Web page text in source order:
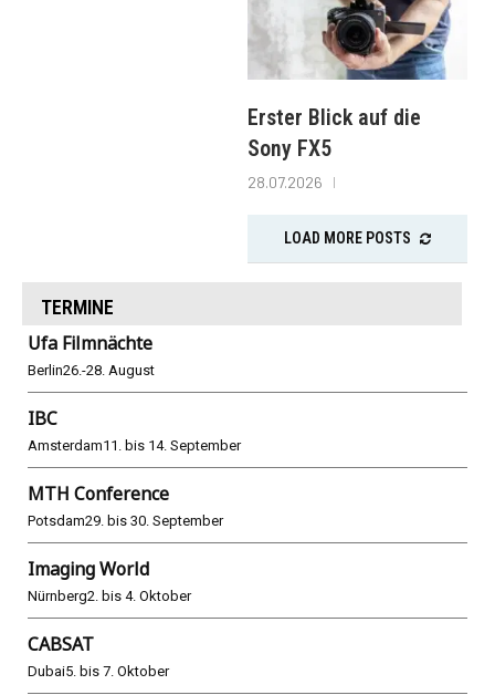
Erster Blick auf die
Sony FX5
28.07.2026
LOAD MORE POSTS
TERMINE
Ufa Filmnächte
Berlin26.-28. August
IBC
Amsterdam11. bis 14. September
MTH Conference
Potsdam29. bis 30. September
Imaging World
Nürnberg2. bis 4. Oktober
CABSAT
Dubai5. bis 7. Oktober